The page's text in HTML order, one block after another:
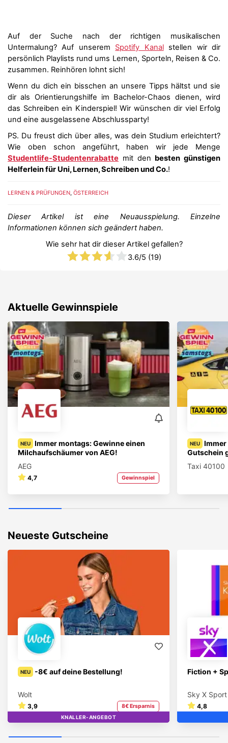
Auf der Suche nach der richtigen musikalischen
Untermalung? Auf unserem Spotify Kanalstellen wir dir
persönlich Playlists rund ums Lernen, Sporteln, Reisen & Co.
zusammen. Reinhören lohnt sich!
Wenn du dich ein bisschen an unsere Tipps hältst und sie
dir als Orientierungshilfe im Bachelor-Chaos dienen, wird
das Schreiben ein Kinderspiel! Wir wünschen dir viel Erfolg
und eine ausgelassene Abschlussparty!
PS. Du freust dich über alles, was dein Studium erleichtert?
Wie oben schon angeführt, haben wir jede Menge
Studentlife-Studentenrabatte mit den besten günstigen
Helferlein für Uni, Lernen, Schreiben und Co.!
LERNEN & PRÜFUNGEN ÖSTERREICH
Dieser Artikel ist eine Neuausspielung. Einzelne
Informationen können sich geändert haben.
Wie sehr hat dir dieser Artikel gefallen?
3.6/5 (19)
Aktuelle Gewinnspiele
NEU
Immer montags: Gewinne einen
Milchaufschäumer von AEG!
AEG
4,7 Gewinnspiel
NEU
Gutschein
Taxi 40100
Neueste Gutscheine
NEU -8€ auf deine Bestellung!
Wolt
3,9 8€ Ersparnis
TOP
KNALLER-ANGEBOT
Fiction +
Sky X Sport
4,8